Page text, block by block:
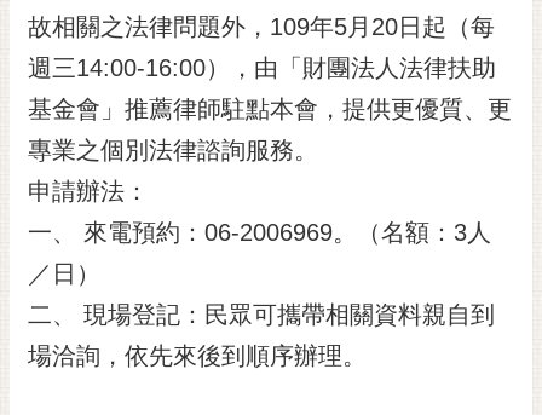
閱
RSS
訂
閱
電
子
市
信
箱
故相關之法律問題外，109年5月20日起（每
週三14:00-16:00），由「財團法人法律扶助
基金會」推薦律師駐點本會，提供更優質、更
專業之個別法律諮詢服務。
申請辦法：
一、 來電預約：06-2006969。（名額：3人
／日）
二、 現場登記：民眾可攜帶相關資料親自到
場洽詢，依先來後到順序辦理。